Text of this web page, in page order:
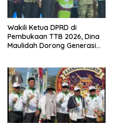
Wakili Ketua DPRD di
Pembukaan TTB 2026, Dina
Maulidah Dorong Generasi